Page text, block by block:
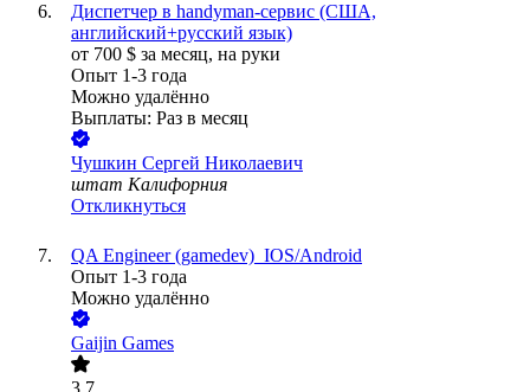
Диспетчер в handyman-сервис (США,
английский+русский язык)
от 700 $ за месяц, на руки
Опыт 1-3 года
Можно удалённо
Выплаты: Раз в месяц
Чушкин Сергей Николаевич
штат Калифорния
Откликнуться
QA Engineer (gamedev)_IOS/Android
Опыт 1-3 года
Можно удалённо
Gaijin Games